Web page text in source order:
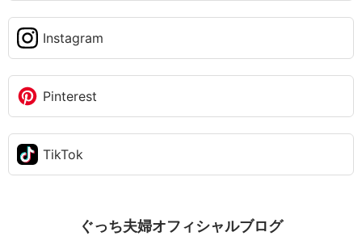
Instagram
Pinterest
TikTok
ぐっち夫婦オフィシャルブログ